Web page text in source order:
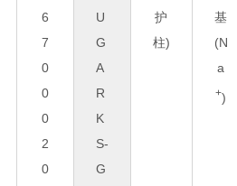
6
7
0
0
0
2
0
U
G
A
R
K
S-
G
护
柱)
基
(N
a
+)